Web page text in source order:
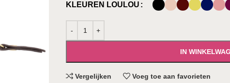
KLEUREN LOULOU
IN
Vergelijken Voeg toe aan favorieten